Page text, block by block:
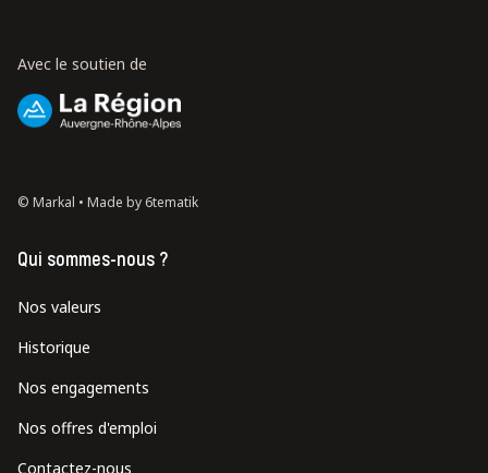
Avec le soutien de
© Markal • Made by 6tematik
Qui sommes-nous ?
Nos valeurs
Historique
Nos engagements
Nos offres d'emploi
Contactez-nous